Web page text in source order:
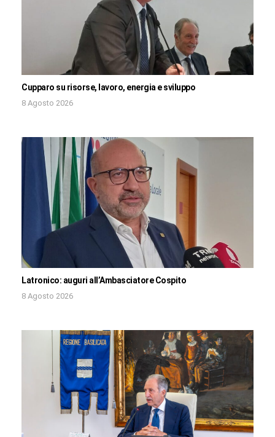
Cupparo su risorse, lavoro, energia e sviluppo
8 Agosto 2026
Latronico: auguri all’Ambasciatore Cospito
8 Agosto 2026